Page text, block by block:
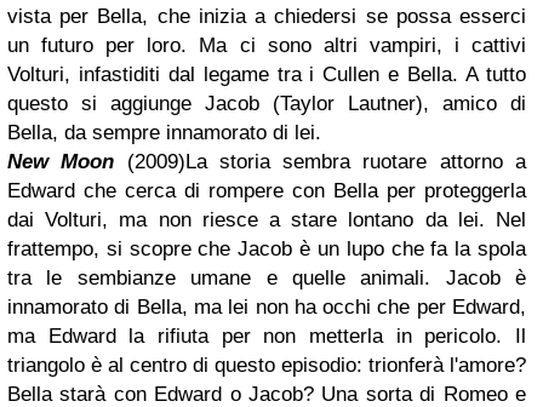
vista per Bella, che inizia a chiedersi se possa esserci
un futuro per loro. Ma ci sono altri vampiri, i cattivi
Volturi, infastiditi dal legame tra i Cullen e Bella. A tutto
questo si aggiunge Jacob (Taylor Lautner), amico di
Bella, da sempre innamorato di lei.
New Moon (2009)La storia sembra ruotare attorno a
Edward che cerca di rompere con Bella per proteggerla
dai Volturi, ma non riesce a stare lontano da lei. Nel
frattempo, si scopre che Jacob è un lupo che fa la spola
tra le sembianze umane e quelle animali. Jacob è
innamorato di Bella, ma lei non ha occhi che per Edward,
ma Edward la rifiuta per non metterla in pericolo. Il
triangolo è al centro di questo episodio: trionferà l'amore?
Bella starà con Edward o Jacob? Una sorta di Romeo e